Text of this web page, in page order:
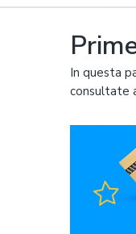
In questa
consultate